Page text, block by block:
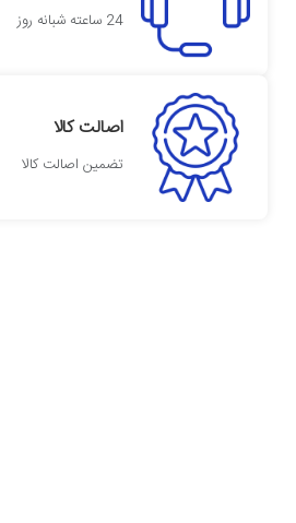
24 ساعته شبانه روز
اصالت کالا
تضمین اصالت کالا